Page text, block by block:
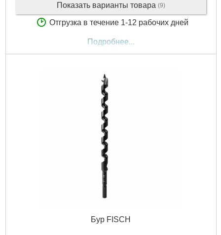
Показать варианты товара (9)
Отгрузка в течение 1-12 рабочих дней
Подробнее...
Бур FISCH